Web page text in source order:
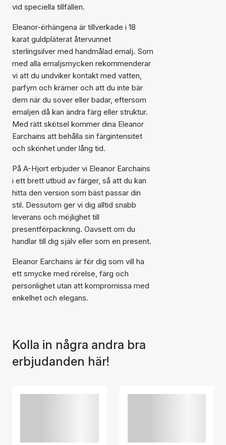
Artikeln har lagts till i
vid speciella tillfällen.
Eleanor-örhängena är tillverkade i 18
karat guldpläterat återvunnet
sterlingsilver med handmålad emalj. Som
med alla emaljsmycken rekommenderar
vi att du undviker kontakt med vatten,
parfym och krämer och att du inte bär
dem när du sover eller badar, eftersom
emaljen då kan ändra färg eller struktur.
Med rätt skötsel kommer dina Eleanor
Earchains att behålla sin färgintensitet
och skönhet under lång tid.
På A-Hjort erbjuder vi Eleanor Earchains
i ett brett utbud av färger, så att du kan
hitta den version som bäst passar din
stil. Dessutom ger vi dig alltid snabb
leverans och möjlighet till
presentförpackning. Oavsett om du
handlar till dig själv eller som en present.
Eleanor Earchains är för dig som vill ha
ett smycke med rörelse, färg och
personlighet utan att kompromissa med
enkelhet och elegans.
Kolla in några andra bra
erbjudanden här!